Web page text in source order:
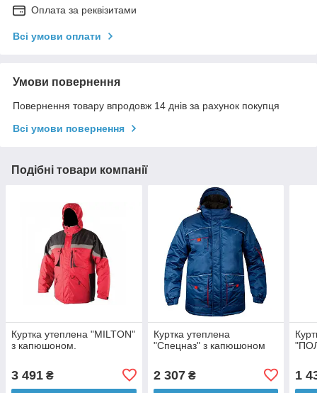
Оплата за реквізитами
Всі умови оплати
Умови повернення
Повернення товару впродовж 14 днів за рахунок покупця
Всі умови повернення
Подібні товари компанії
Куртка утеплена "MILTON"
з капюшоном.
3 491 ₴
Куртка утеплена
"Спецназ" з капюшоном
2 307₴ 1